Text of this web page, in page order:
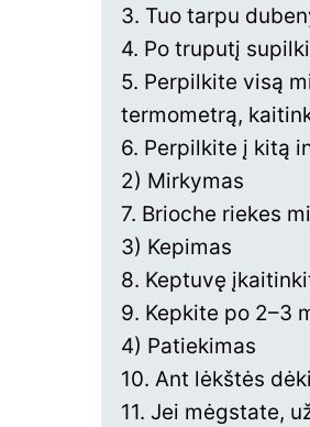
3. Tuo tarpu
4. Po truputį
5. Perpilkite visą
termometrą,
6. Perpilkite į kitą
2) Mirkymas
7. Brioche riekes
3) Kepimas
8. Keptuvę
9. Kepkite po 2–3
4) Patiekimas
10. Ant lėkštės
11. Jei mėgstate,